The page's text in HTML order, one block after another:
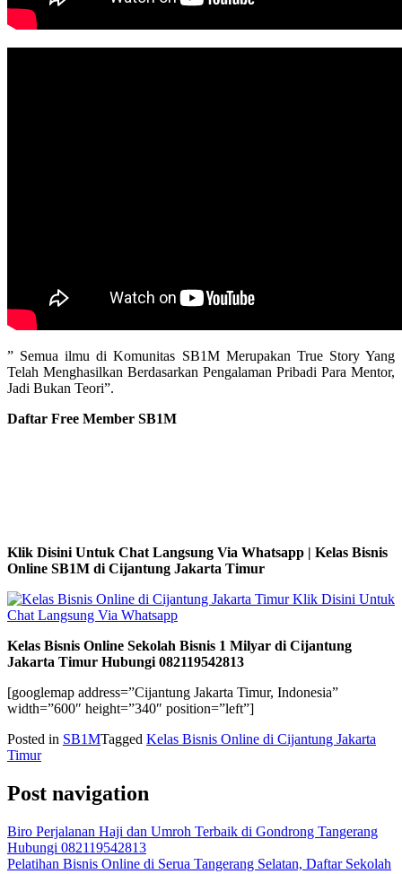
” Semua ilmu di Komunitas SB1M Merupakan True Story Yang
Telah Menghasilkan Berdasarkan Pengalaman Pribadi Para Mentor,
Jadi Bukan Teori”.
Daftar Free Member SB1M
Klik Disini Untuk Chat Langsung Via Whatsapp | Kelas Bisnis
Online SB1M di Cijantung Jakarta Timur
Kelas Bisnis Online Sekolah Bisnis 1 Milyar di Cijantung
Jakarta Timur Hubungi 082119542813
[googlemap address=”Cijantung Jakarta Timur, Indonesia”
width=”600″ height=”340″ position=”left”]
Posted in SB1MTagged Kelas Bisnis Online di Cijantung Jakarta
Timur
Post navigation
Biro Perjalanan Haji dan Umroh Terbaik di Gondrong Tangerang
Hubungi 082119542813
Pelatihan Bisnis Online di Serua Tangerang Selatan, Daftar Sekolah